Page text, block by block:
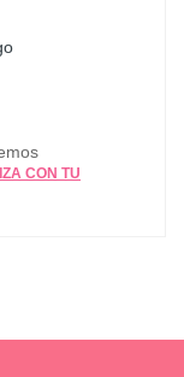
CON TU